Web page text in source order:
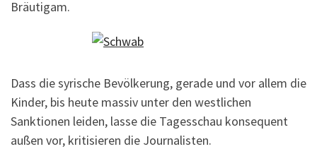
Bräutigam.
Dass die syrische Bevölkerung, gerade und vor allem die
Kinder, bis heute massiv unter den westlichen
Sanktionen leiden, lasse die Tagesschau konsequent
außen vor, kritisieren die Journalisten.